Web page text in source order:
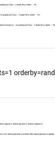
da China – Cidade Silva Jardim – RJ.
da China – Cidade Silva Jardim – RJ.
Galvalume – Importada da China – Cidade Silva Jardim – RJ.
vagalume, bobina gavolume, bobina valgalume,
csn, bobina galvalume arcelormittal, bobina galvalume